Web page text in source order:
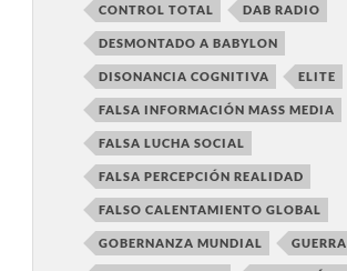
CONTROL TOTAL DAB RADIO
DESMONTADO A BABYLON
DISONANCIA COGNITIVA ELITE
FALSA INFORMACIÓN MASS MEDIA
FALSA LUCHA SOCIAL
FALSA PERCEPCIÓN REALIDAD
FALSO CALENTAMIENTO GLOBAL
GOBERNANZA MUNDIAL GUERRA